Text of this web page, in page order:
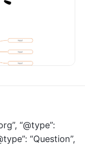
“@type”:
“Question”,